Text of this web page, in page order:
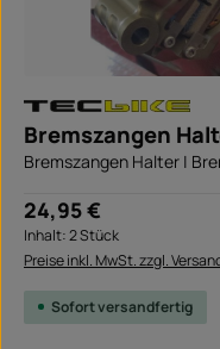
Bremszangen
Bremszangen Halter |
Regulärer Preis:
24,95 €
Inhalt:2 Stück
Preise inkl. MwSt. zzgl.
Sofort versandfertig